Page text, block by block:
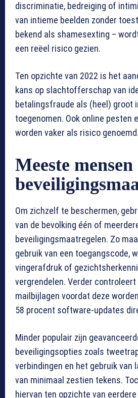
discriminatie, bedreiging of
van intieme beelden zonder
bekend als shamesexting –
een reëel risico gezien.
Ten opzichte van 2022 is het
kans op slachtofferschap van
betalingsfraude als (heel) groot
toegenomen. Ook online pesten
worden vaker als risico genoemd.
Meeste
Om zichzelf te beschermen,
van de bevolking één of
beveiligingsmaatregelen. Zo
gebruik van een toegangscode,
vingerafdruk of
vergrendelen. Verder
mailbijlagen voordat deze
58 procent software-updates
Minder populair zijn
beveiligingsopties zoals
verbindingen en het gebruik van
van minimaal zestien tekens.
hiervan ten opzichte van